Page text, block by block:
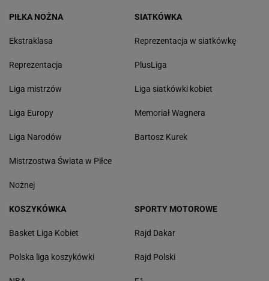
PIŁKA NOŻNA
Ekstraklasa
Reprezentacja
Liga mistrzów
Liga Europy
Liga Narodów
Mistrzostwa Świata w Piłce
Nożnej
SIATKÓWKA
Reprezentacja w siatkówkę
PlusLiga
Liga siatkówki kobiet
Memoriał Wagnera
Bartosz Kurek
KOSZYKÓWKA
Basket Liga Kobiet
Polska liga koszykówki
SPORTY MOTOROWE
Rajd Dakar
Rajd Polski